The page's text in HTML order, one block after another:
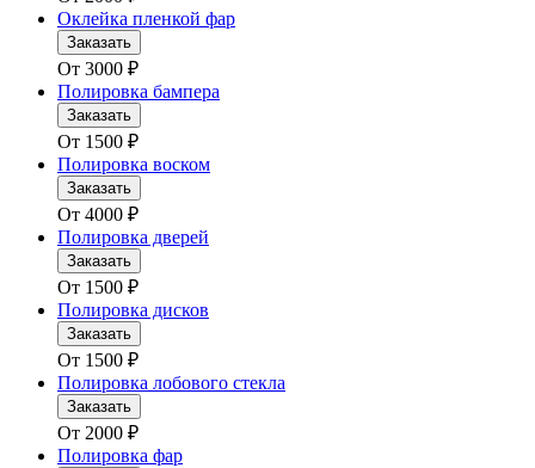
Оклейка пленкой фар
Заказать
От 3000 ₽
Полировка бампера
Заказать
От 1500 ₽
Полировка воском
Заказать
От 4000 ₽
Полировка дверей
Заказать
От 1500 ₽
Полировка дисков
Заказать
От 1500 ₽
Полировка лобового стекла
Заказать
От 2000 ₽
Полировка фар